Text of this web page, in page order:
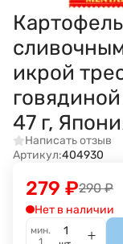
икрой
47 г,
Написать отзыв
Артикул:404930
290 ₽
279 ₽
Нет в наличии
мин.
1